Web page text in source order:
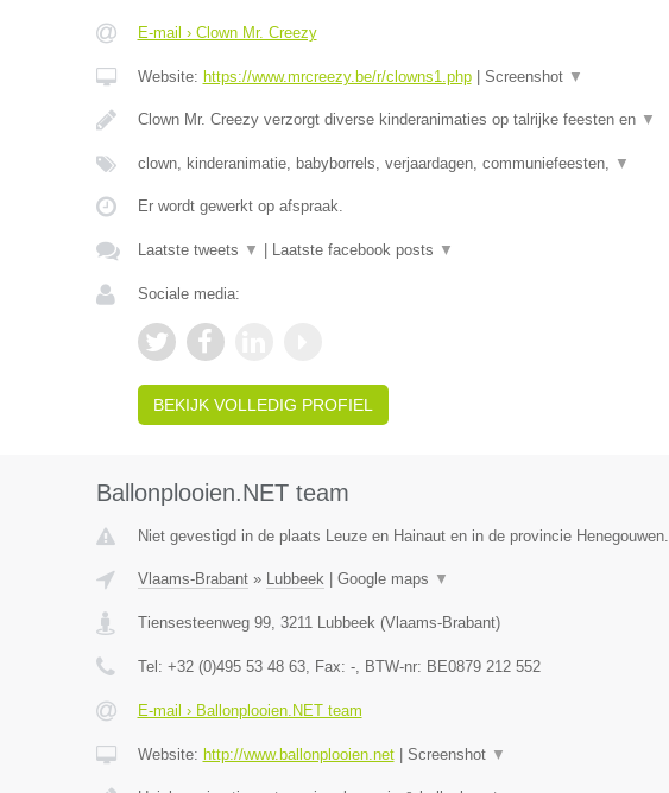
E-mail › Clown Mr. Creezy
Website: https://www.mrcreezy.be/r/clowns1.php| Screenshot ▼
Clown Mr. Creezy verzorgt diverse kinderanimaties op talrijke feesten en ▼
clown, kinderanimatie, babyborrels, verjaardagen, communiefeesten, ▼
Er wordt gewerkt op afspraak.
Laatste tweets ▼ Laatste facebook posts ▼
Sociale media:
BEKIJK VOLLEDIG PROFIEL
Ballonplooien.NET team
Niet gevestigd in de plaats Leuze en Hainaut en in de provincie Henegouwen.
Vlaams-Brabant» Lubbeek| Google maps ▼
Tiensesteenweg 99, 3211 Lubbeek(Vlaams-Brabant)
Tel: +32 (0)495 53 48 63, Fax: -, BTW-nr: BE0879 212 552
E-mail › Ballonplooien.NET team
Website: http://www.ballonplooien.net| Screenshot ▼